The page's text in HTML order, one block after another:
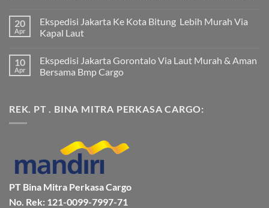
komentar
pada
Ekspedisi
Murah
dan
Terpercaya
Jakarta
ke
20
Apr
Ekspedisi Jakarta Ke Kota Bitung Lebih Murah Via
Kapal Laut
komentar
pada
Ekspedisi
Bitung
Lebih
10
Apr
Ekspedisi Jakarta Gorontalo Via Laut Murah & Aman
Bersama Bmp Cargo
pada
Ekspedisi
&
Aman
Bersama
Bmp
Cargo
REK. PT . BINA MITRA PERKASA CARGO:
PT Bina Mitra Perkasa Cargo
No. Rek: 121-0099-7997-71